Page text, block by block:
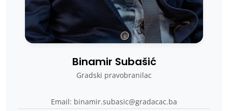
Binamir Subašić
Gradski pravobranilac
Email: binamir.subasic@gradacac.ba